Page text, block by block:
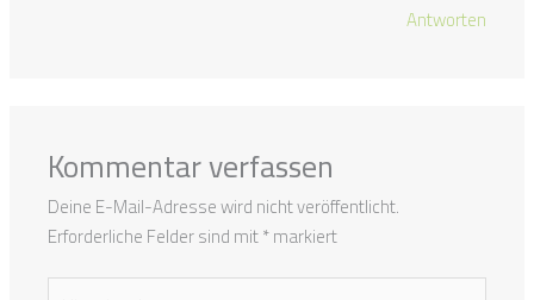
Antworten
Kommentar verfassen
Deine E-Mail-Adresse wird nicht veröffentlicht.
Erforderliche Felder sind mit*markiert
Hier